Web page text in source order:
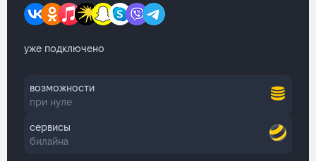
уже подключено
возможности
при нуле
сервисы
билайна